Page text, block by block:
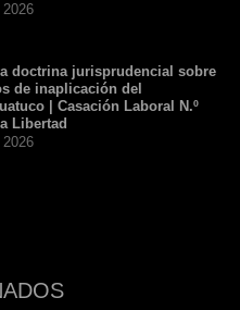
doctrina jurisprudencial sobre
de inaplicación del
| Casación Laboral N.º
Libertad